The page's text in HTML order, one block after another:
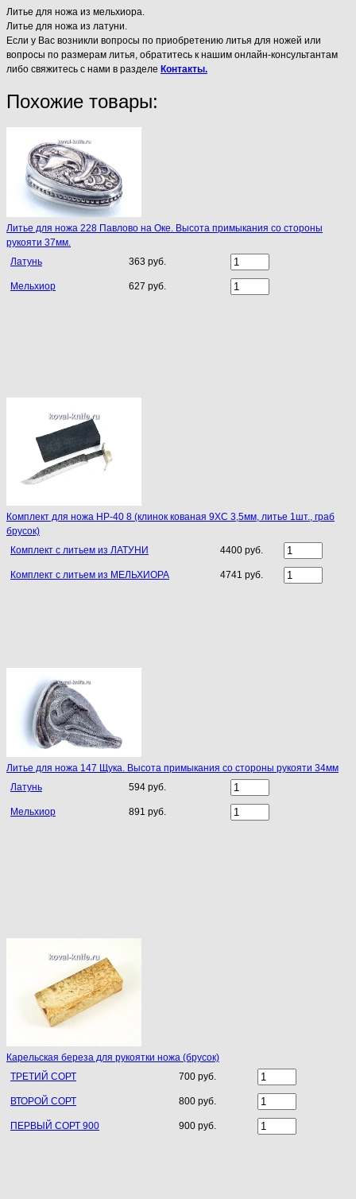
Литье для ножа из мельхиора.
Литье для ножа из латуни.
Если у Вас возникли вопросы по приобретению литья для ножей или
вопросы по размерам литья, обратитесь к нашим онлайн-консультантам
либо свяжитесь с нами в разделе Контакты.
Похожие товары:
Литье для ножа 228 Павлово на Оке. Высота примыкания со стороны
рукояти 37мм.
Латунь
363 руб.
Мельхиор 627 руб.
Комплект для ножа НР-40 8 (клинок кованая 9ХС 3,5мм, литье 1шт., граб
брусок)
Комплект с литьем из ЛАТУНИ
4400 руб.
Комплект с литьем из МЕЛЬХИОРА 4741 руб.
Литье для ножа 147 Щука. Высота примыкания со стороны рукояти 34мм
Латунь
594 руб.
Мельхиор 891 руб.
Карельская береза для рукоятки ножа (брусок)
ТРЕТИЙ СОРТ
700 руб.
ВТОРОЙ СОРТ 800 руб.
ПЕРВЫЙ СОРТ 900 900 руб.